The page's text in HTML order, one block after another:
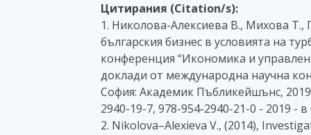
Цитирания (Citation/s):
1. Николова-Алексиева В., Михова
българския бизнес в условията на
конференция “Икономика и
доклади от международна научна
София: Академик Пъбликейшънс, 2019,
2940-19-7, 978-954-2940-21-0 - 2019 -
2. Nikolova–Alexieva V., (2014),